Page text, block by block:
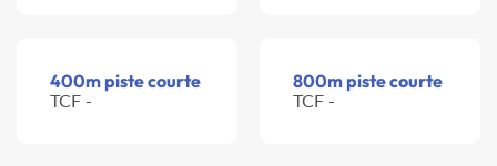
400m piste courte
TCF -
800m piste courte
TCF -